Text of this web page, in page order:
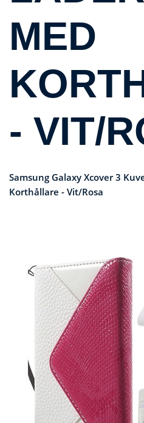
MED
- VIT/
Samsung Galaxy Xcover 3
Korthållare - Vit/Rosa